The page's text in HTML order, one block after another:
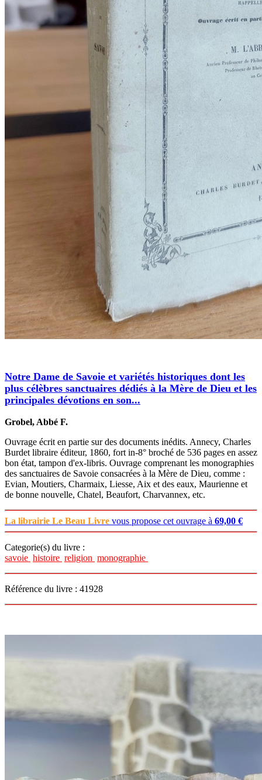
Notre Dame de Savoie et variétés historiques dont les
plus célèbres sanctuaires dédiés à la Mère de Dieu et les
principales dévotions en son...
Grobel, Abbé F.
Ouvrage écrit en partie sur des documents inédits. Annecy, Charles
Burdet libraire éditeur, 1860, fort in-8° broché de 536 pages en assez
bon état, tampon d'ex-libris. Ouvrage comprenant les monographies
des sanctuaires de Savoie consacrées à la Mère de Dieu, comme :
Evian, Moutiers, Charmaix, Liesse, Aix et des eaux, Maurienne et
de bonne nouvelle, Chatel, Beaufort, Charvannex, etc.
La librairie Le Beau Livre vous propose cet ouvrage à 69,00 €
Categorie(s) du livre :
savoie histoire religion monographie
Référence du livre : 41928